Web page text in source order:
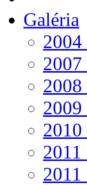
Galéria
2004
2007
2008
2011
2011